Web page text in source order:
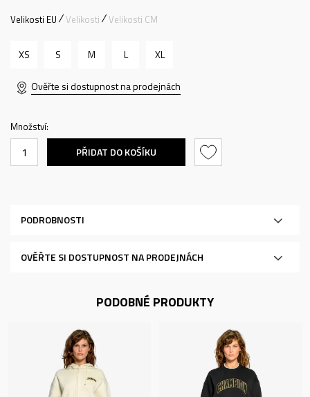
Velikosti EU Velikosti Velikosti CM
XS S M L XL
Ověřte si dostupnost na prodejnách
Množství:
PŘIDAT DO KOŠÍKU
PODROBNOSTI
OVĚŘTE SI DOSTUPNOST NA PRODEJNÁCH
PODOBNÉ PRODUKTY